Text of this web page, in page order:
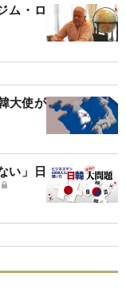
ム・ロ
大使が
い」日